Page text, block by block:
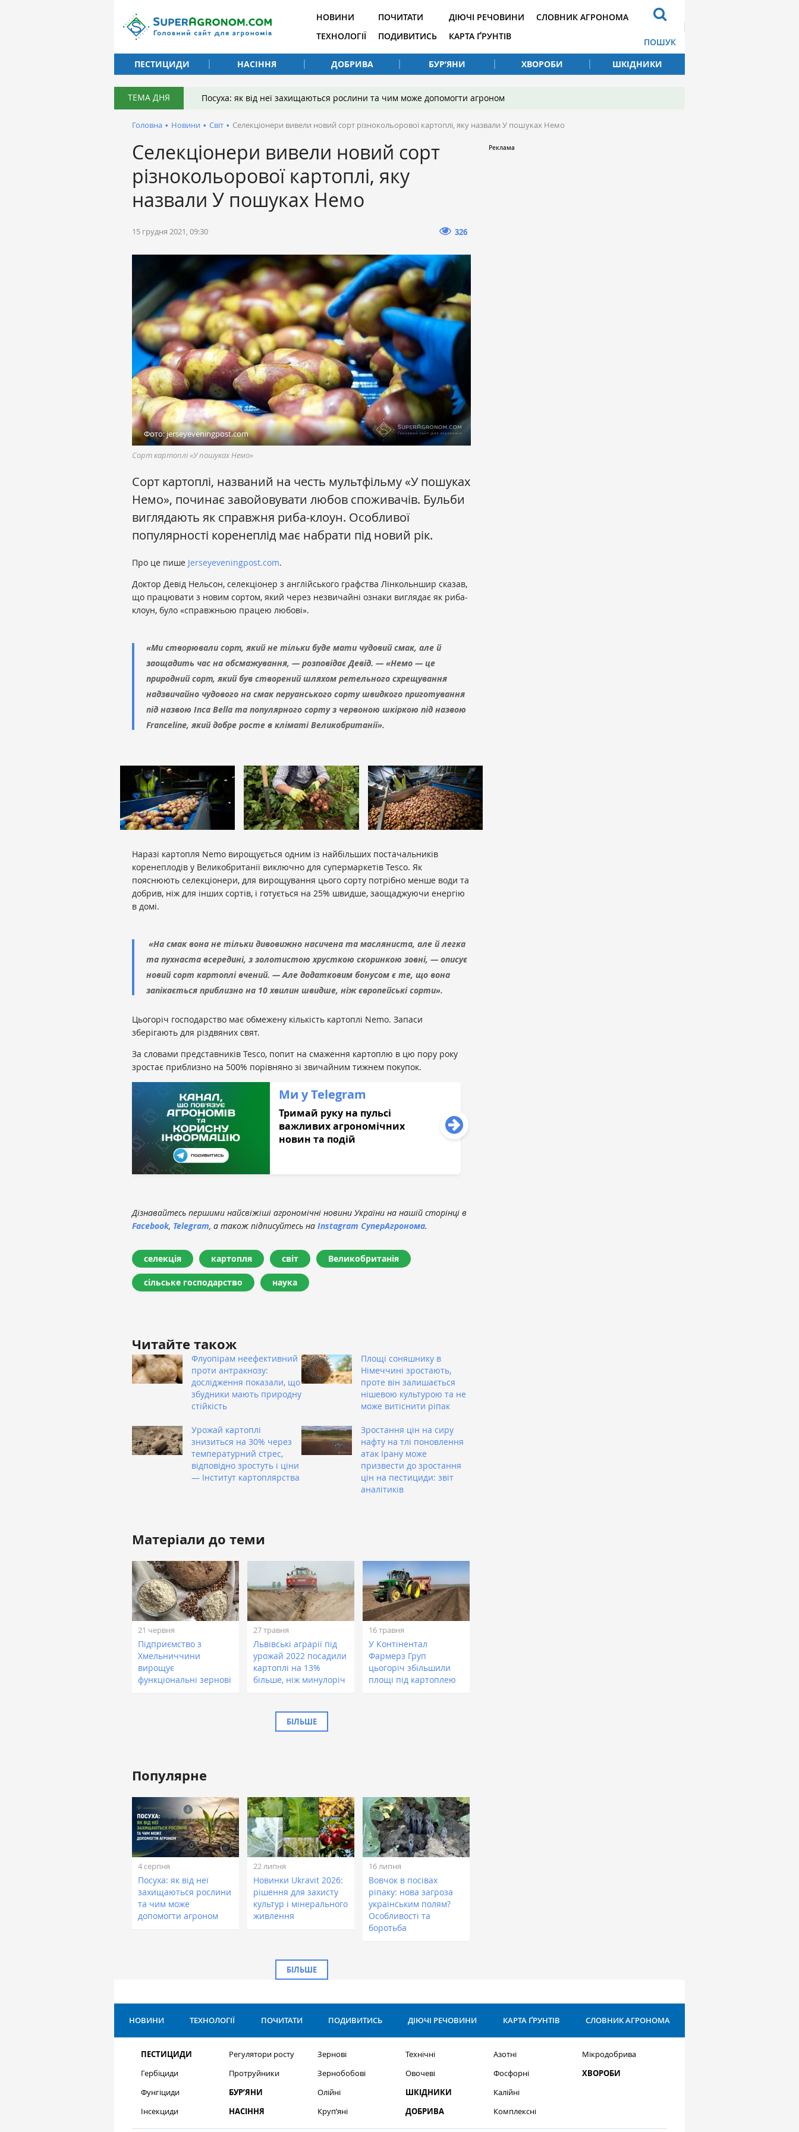
НОВИНИ
ТЕХНОЛОГІЇ
ПОЧИТАТИ
ПОДИВИТИСЬ
ДІЮЧІ РЕЧОВИНИ
КАРТА ҐРУНТІВ
СЛОВНИК АГРОНОМА
ПОШУК
ПЕСТИЦИДИ
НАСІННЯ ДОБРИВА БУР’ЯНИ ХВОРОБИ ШКІДНИКИ
ТЕМА ДНЯ Посуха: як від неї захищаються рослини та чим може допомогти агроном
Головна • Новини • Світ • Селекціонери вивели новий сорт різнокольорової картоплі, яку назвали У пошуках Немо
Селекціонери вивели новий сорт
різнокольорової картоплі, яку
назвали У пошуках Немо
15 грудня 2021, 09:30 326
Фото: jerseyeveningpost.com
Сорт картоплі «У пошуках Немо»
Сорт картоплі, названий на честь мультфільму «У пошуках
Немо», починає завойовувати любов споживачів. Бульби
виглядають як справжня риба-клоун. Особливої
популярності коренеплід має набрати під новий рік.
Про це пише Jerseyeveningpost.com.
Доктор Девід Нельсон, селекціонер з англійського графства Лінкольншир сказав,
що працювати з новим сортом, який через незвичайні ознаки виглядає як риба-
клоун, було «справжньою працею любові».
«Ми створювали сорт, який не тільки буде мати чудовий смак, але й
заощадить час на обсмажування, — розповідає Девід. — «Немо — це
природний сорт, який був створений шляхом ретельного схрещування
надзвичайно чудового на смак перуанського сорту швидкого приготування
під назвою Inca Bella та популярного сорту з червоною шкіркою під назвою
Franceline, який добре росте в кліматі Великобританії».
Наразі картопля Nemo вирощується одним із найбільших постачальників
коренеплодів у Великобританії виключно для супермаркетів Tesco. Як
пояснюють селекціонери, для вирощування цього сорту потрібно менше води та
добрив, ніж для інших сортів, і готується на 25% швидше, заощаджуючи енергію
в домі.
«На смак вона не тільки дивовижно насичена та масляниста, але й легка
та пухнаста всередині, з золотистою хрусткою скоринкою зовні, — описує
новий сорт картоплі вчений. — Але додатковим бонусом є те, що вона
запікається приблизно на 10 хвилин швидше, ніж європейські сорти».
Цьогоріч господарство має обмежену кількість картоплі Nemo. Запаси
зберігають для різдвяних свят.
За словами представників Tesco, попит на смаження картоплю в цю пору року
зростає приблизно на 500% порівняно зі звичайним тижнем покупок.
Ми у Telegram
Тримай руку на пульсі
важливих агрономічних
новин та подій
Дізнавайтесь першими найсвіжіші агрономічні новини України на нашій сторінці в
Facebook, Telegram, а також підписуйтесь на Instagram СуперАгронома.
селекція картопля світ Великобританія
сільське господарство наука
Читайте також
Флуопірам неефективний
проти антракнозу:
дослідження показали, що
збудники мають природну
стійкість
Площі соняшнику в
Німеччині зростають,
проте він залишається
нішевою культурою та не
може витіснити ріпак
Урожай картоплі
знизиться на 30% через
температурний стрес,
відповідно зростуть і ціни
— Інститут картоплярства
Зростання цін на сиру
нафту на тлі поновлення
атак Ірану може
призвести до зростання
цін на пестициди: звіт
аналітиків
Матеріали до теми
21 червня
Підприємство з
Хмельниччини
вирощує
функціональні зернові
27 травня
Львівські аграрії під
урожай 2022 посадили
картоплі на 13%
більше, ніж минулоріч
16 травня
У Контінентал
Фармерз Груп
цьогоріч збільшили
площі під картоплею
БІЛЬШЕ
Популярне
4 серпня
Посуха: як від неї
захищаються рослини
та чим може
допомогти агроном
22 липня
Новинки Ukravit 2026:
рішення для захисту
культур і мінерального
живлення
16 липня
Вовчок в посівах
ріпаку: нова загроза
українським полям?
Особливості та
боротьба
БІЛЬШЕ
НОВИНИ ТЕХНОЛОГІЇ ПОЧИТАТИ ПОДИВИТИСЬ ДІЮЧІ РЕЧОВИНИ КАРТА ҐРУНТІВ СЛОВНИК АГРОНОМА
ПЕСТИЦИДИ
Гербіциди
Фунгіциди
Інсекциди
Регулятори росту
Протруйники
БУР’ЯНИ
НАСІННЯ
Зернові
Зернобобові
Олійні
Круп’яні
Технічні
Овочеві
ШКІДНИКИ
ДОБРИВА
Азотні
Фосфорні
Калійні
Комплексні
Мікродобрива
ХВОРОБИ